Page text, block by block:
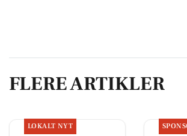
FLERE ARTIKLER
LOKALT NYT